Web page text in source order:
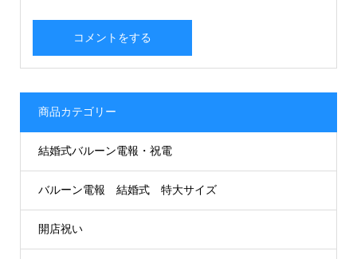
商品カテゴリー
結婚式バルーン電報・祝電
バルーン電報 結婚式 特大サイズ
開店祝い